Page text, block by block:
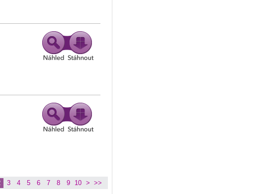
3 4 5 6 7 8 9 10 > >>